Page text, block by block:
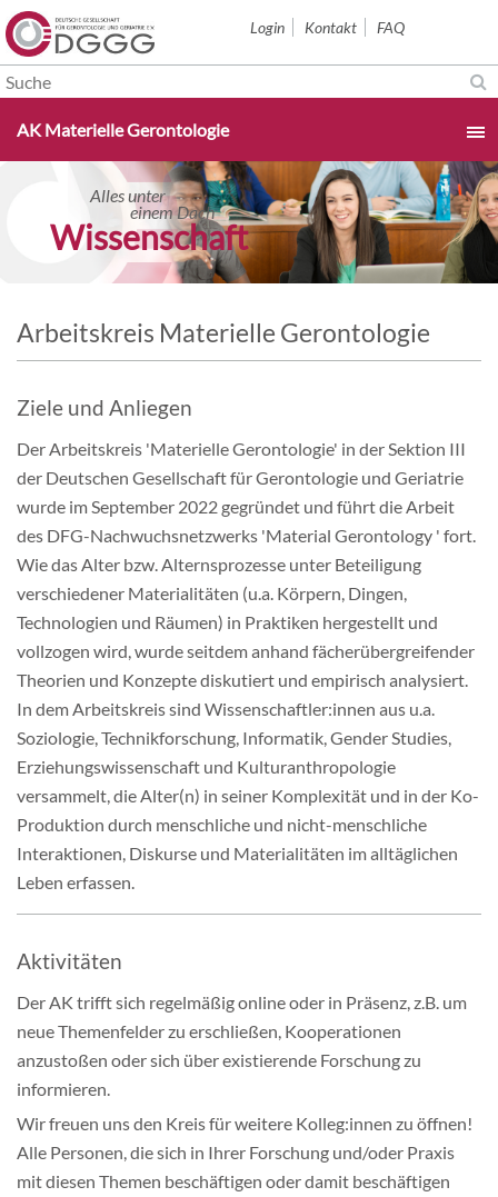
Navigation
Login Kontakt FAQ
überspringen
AK Materielle Gerontologie
Aktuelles & Termine
Über uns
Studium & Karriere
Mitgliedschaft & Spenden
Publikationen
Alles unter
einem Dach
Wissenschaft
Alles unter
einem Dach
konkret
Arbeitskreis Materielle Gerontologie
Ziele und Anliegen
Der Arbeitskreis 'Materielle Gerontologie' in der Sektion III
der Deutschen Gesellschaft für Gerontologie und Geriatrie
wurde im September 2022 gegründet und führt die Arbeit
des DFG-Nachwuchsnetzwerks 'Material Gerontology ' fort.
Wie das Alter bzw. Alternsprozesse unter Beteiligung
verschiedener Materialitäten (u.a. Körpern, Dingen,
Technologien und Räumen) in Praktiken hergestellt und
vollzogen wird, wurde seitdem anhand fächerübergreifender
Theorien und Konzepte diskutiert und empirisch analysiert.
In dem Arbeitskreis sind Wissenschaftler:innen aus u.a.
Soziologie, Technikforschung, Informatik, Gender Studies,
Erziehungswissenschaft und Kulturanthropologie
versammelt, die Alter(n) in seiner Komplexität und in der Ko-
Produktion durch menschliche und nicht-menschliche
Interaktionen, Diskurse und Materialitäten im alltäglichen
Leben erfassen.
Aktivitäten
Der AK trifft sich regelmäßig online oder in Präsenz, z.B. um
neue Themenfelder zu erschließen, Kooperationen
anzustoßen oder sich über existierende Forschung zu
informieren.
Wir freuen uns den Kreis für weitere Kolleg:innen zu öffnen!
Alle Personen, die sich in Ihrer Forschung und/oder Praxis
mit diesen Themen beschäftigen oder damit beschäftigen